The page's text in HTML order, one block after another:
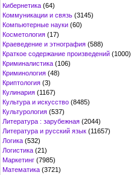
Кибернетика (64)
Коммуникации и связь (3145)
Компьютерные науки (60)
Косметология (17)
Краеведение и этнография (588)
Краткое содержание произведений (1000)
Криминалистика (106)
Криминология (48)
Криптология (3)
Кулинария (1167)
Культура и искусство (8485)
Культурология (537)
Литература : зарубежная (2044)
Литература и русский язык (11657)
Логика (532)
Логистика (21)
Маркетинг (7985)
Математика (3721)